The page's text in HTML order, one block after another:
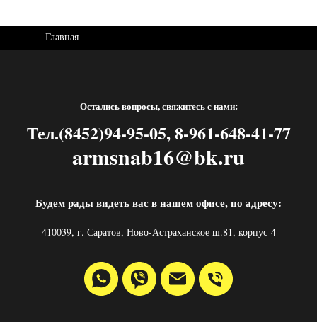
Главная
Остались вопросы, свяжитесь с нами:
Тел.(8452)94-95-05, 8-961-648-41-77
armsnab16@bk.ru
Будем рады видеть вас в нашем офисе, по адресу:
410039, г. Саратов, Ново-Астраханское ш.81, корпус 4